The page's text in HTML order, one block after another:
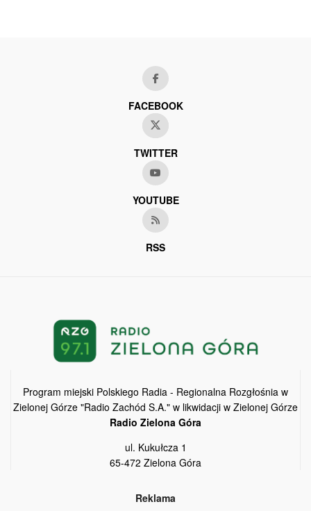
FACEBOOK
TWITTER
YOUTUBE
RSS
Program miejski Polskiego Radia - Regionalna Rozgłośnia w
Zielonej Górze "Radio Zachód S.A." w likwidacji w Zielonej Górze
Radio Zielona Góra
ul. Kukułcza 1
65-472 Zielona Góra
Reklama